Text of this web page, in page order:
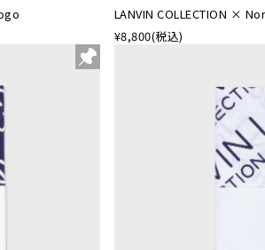
LANVIN COLLECTION ×
¥8,800(税込)